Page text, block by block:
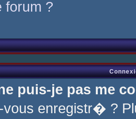
?
puis-je pas me
enregistr� ?